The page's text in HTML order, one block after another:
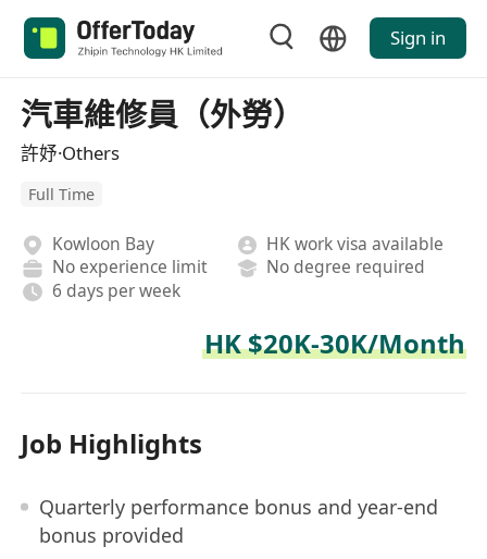
Sign in
汽車維修員（外勞）
許妤·Others
Full Time
Kowloon Bay
HK work visa available
No experience limit
No degree required
6 days per week
HK $20K-30K/Month
Job Highlights
Quarterly performance bonus and year-end
bonus provided